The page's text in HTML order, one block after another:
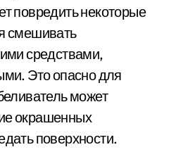
повредить некоторые
смешивать
средствами,
Это опасно для
может
окрашенных
поверхности.